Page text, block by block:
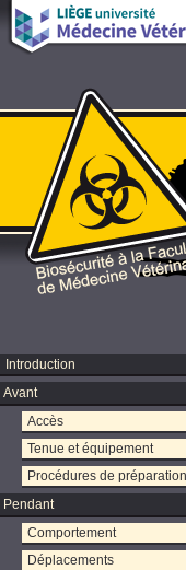
Introduction
Avant
Accès
Tenue et équipement
Procédures de préparation
Pendant
Comportement
Déplacements